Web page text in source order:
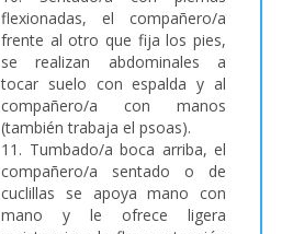
flexionadas, el compañero/a
frente al otro que fija los pies,
se realizan abdominales a
tocar suelo con espalda y al
compañero/a con manos
(también trabaja el psoas).
11. Tumbado/a boca arriba, el
compañero/a sentado o de
cuclillas se apoya mano con
mano y le ofrece ligera